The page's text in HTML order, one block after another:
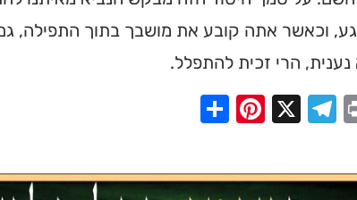
וכאשר אתה קובע את מושבך בתוך התפילה,
הרי זכית להתפלל.
Print
Telegram
Pinterest